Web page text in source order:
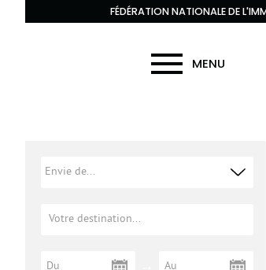
FÉDÉRATION NATIONALE DE
MENU